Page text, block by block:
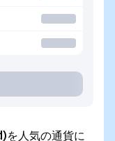
人気の通貨に